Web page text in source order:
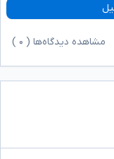
مشاهده دیدگاه‌ها ( ۰